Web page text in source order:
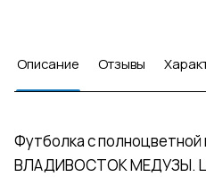
Описание Отзывы
Футболка с полноцветной
ВЛАДИВОСТОК МЕДУЗЫ.